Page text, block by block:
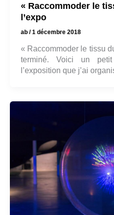
« Raccommoder le
l’expo
ab /1 décembre 2018
« Raccommoder le tissu
terminé. Voici un
l’exposition que j’ai